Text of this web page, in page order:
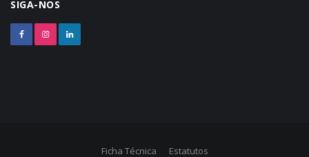
SIGA-NOS
Ficha Técnica Estatutos